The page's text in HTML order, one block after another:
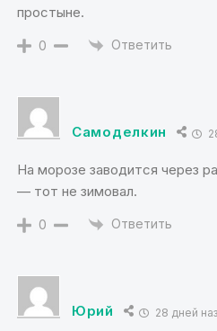
простыне.
0 Ответить
Самоделкин
На морозе заводится через
— тот не зимовал.
0 Ответить
Юрий 28 дней